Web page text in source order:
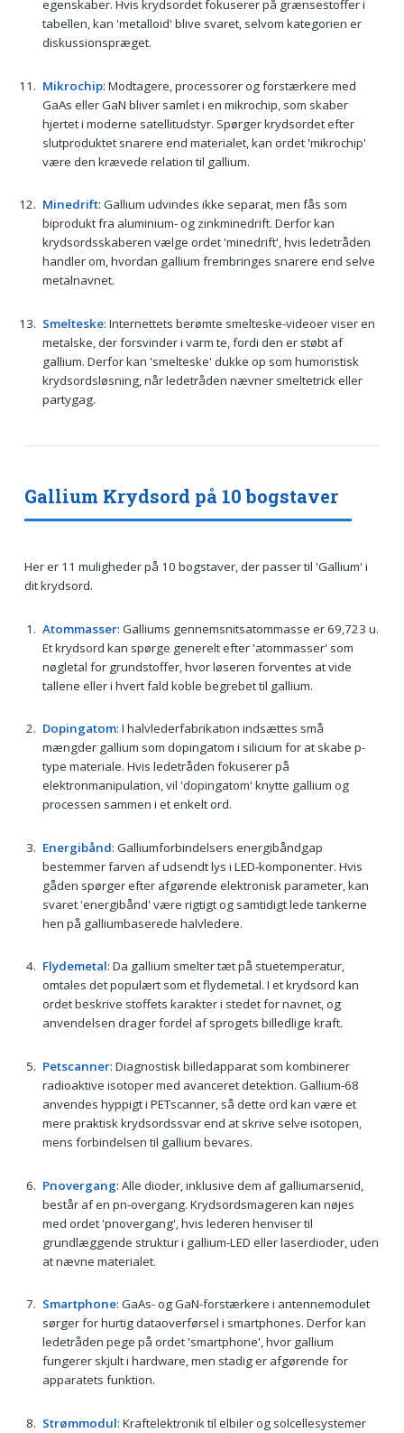
egenskaber. Hvis krydsordet fokuserer på grænsestoffer i
tabellen, kan 'metalloid' blive svaret, selvom kategorien er
diskussionspræget.
Mikrochip: Modtagere, processorer og forstærkere med
GaAs eller GaN bliver samlet i en mikrochip, som skaber
hjertet i moderne satellitudstyr. Spørger krydsordet efter
slutproduktet snarere end materialet, kan ordet 'mikrochip'
være den krævede relation til gallium.
Minedrift: Gallium udvindes ikke separat, men fås som
biprodukt fra aluminium- og zinkminedrift. Derfor kan
krydsordsskaberen vælge ordet 'minedrift', hvis ledetråden
handler om, hvordan gallium frembringes snarere end selve
metalnavnet.
Smelteske: Internettets berømte smelteske-videoer viser en
metalske, der forsvinder i varm te, fordi den er støbt af
gallium. Derfor kan 'smelteske' dukke op som humoristisk
krydsordsløsning, når ledetråden nævner smeltetrick eller
partygag.
Gallium Krydsord på 10 bogstaver
Her er 11 muligheder på 10 bogstaver, der passer til 'Gallium' i
dit krydsord.
Atommasser: Galliums gennemsnitsatommasse er 69,723 u.
Et krydsord kan spørge generelt efter 'atommasser' som
nøgletal for grundstoffer, hvor løseren forventes at vide
tallene eller i hvert fald koble begrebet til gallium.
Dopingatom: I halvlederfabrikation indsættes små
mængder gallium som dopingatom i silicium for at skabe p-
type materiale. Hvis ledetråden fokuserer på
elektronmanipulation, vil 'dopingatom' knytte gallium og
processen sammen i et enkelt ord.
Energibånd: Galliumforbindelsers energibåndgap
bestemmer farven af udsendt lys i LED-komponenter. Hvis
gåden spørger efter afgørende elektronisk parameter, kan
svaret 'energibånd' være rigtigt og samtidigt lede tankerne
hen på galliumbaserede halvledere.
Flydemetal: Da gallium smelter tæt på stuetemperatur,
omtales det populært som et flydemetal. I et krydsord kan
ordet beskrive stoffets karakter i stedet for navnet, og
anvendelsen drager fordel af sprogets billedlige kraft.
Petscanner: Diagnostisk billedapparat som kombinerer
radioaktive isotoper med avanceret detektion. Gallium-68
anvendes hyppigt i PETscanner, så dette ord kan være et
mere praktisk krydsordssvar end at skrive selve isotopen,
mens forbindelsen til gallium bevares.
Pnovergang: Alle dioder, inklusive dem af galliumarsenid,
består af en pn-overgang. Krydsordsmageren kan nøjes
med ordet 'pnovergang', hvis lederen henviser til
grundlæggende struktur i gallium-LED eller laserdioder, uden
at nævne materialet.
Smartphone: GaAs- og GaN-forstærkere i antennemodulet
sørger for hurtig dataoverførsel i smartphones. Derfor kan
ledetråden pege på ordet 'smartphone', hvor gallium
fungerer skjult i hardware, men stadig er afgørende for
apparatets funktion.
Strømmodul: Kraftelektronik til elbiler og solcellesystemer